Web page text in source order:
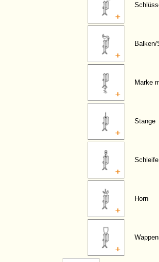
Balken/
Marke
Stange
Schleife
Horn